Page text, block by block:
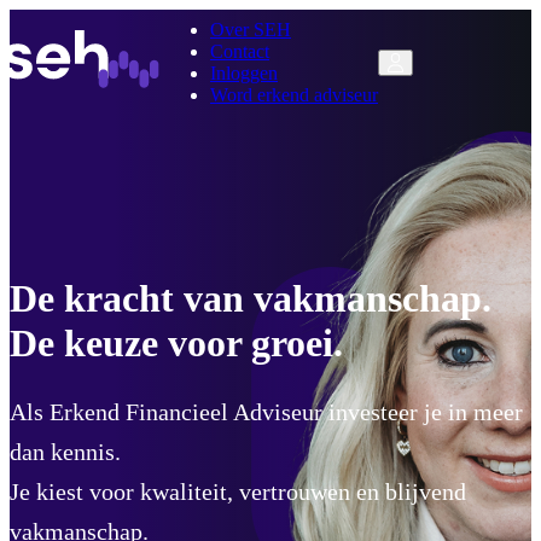
Over SEH
Contact
Inloggen
Word erkend adviseur
De kracht van vakmanschap.
De keuze voor groei.
Als Erkend Financieel Adviseur investeer je in meer
dan kennis.
Je kiest voor kwaliteit, vertrouwen en blijvend
vakmanschap.